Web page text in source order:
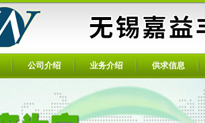
公司介绍 业务介绍 供求信息